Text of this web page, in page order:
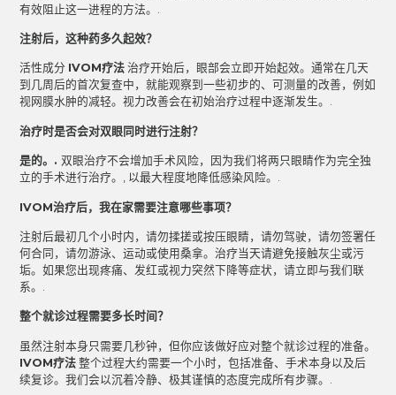
有效阻止这一进程的方法。.
注射后，这种药多久起效？
活性成分 IVOM疗法 治疗开始后，眼部会立即开始起效。通常在几天
到几周后的首次复查中，就能观察到一些初步的、可测量的改善，例如
视网膜水肿的减轻。视力改善会在初始治疗过程中逐渐发生。.
治疗时是否会对双眼同时进行注射？
是的。.双眼治疗不会增加手术风险，因为我们将两只眼睛作为完全独
立的手术进行治疗。, 以最大程度地降低感染风险。.
IVOM治疗后，我在家需要注意哪些事项？
注射后最初几个小时内，请勿揉搓或按压眼睛，请勿驾驶，请勿签署任
何合同，请勿游泳、运动或使用桑拿。治疗当天请避免接触灰尘或污
垢。如果您出现疼痛、发红或视力突然下降等症状，请立即与我们联
系。.
整个就诊过程需要多长时间？
虽然注射本身只需要几秒钟，但你应该做好应对整个就诊过程的准备。
IVOM疗法 整个过程大约需要一个小时，包括准备、手术本身以及后
续复诊。我们会以沉着冷静、极其谨慎的态度完成所有步骤。.